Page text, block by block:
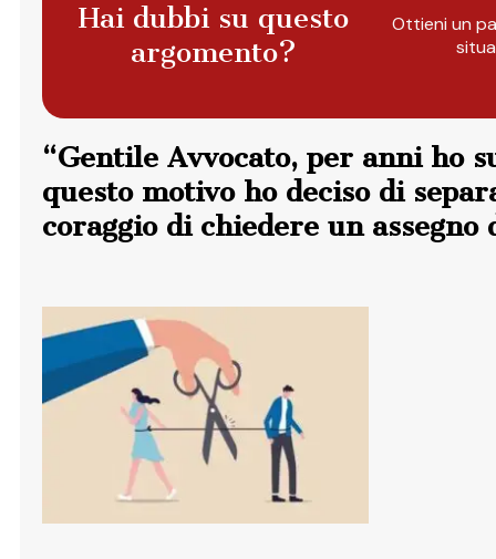
Hai dubbi su questo
argomento?
Ottieni un
“Gentile Avvocato, per anni ho
questo motivo ho deciso di
coraggio di chiedere un